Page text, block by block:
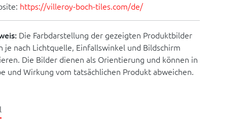
https://villeroy-boch-tiles.com/de/
Die Farbdarstellung der gezeigten Produktbilder
je nach Lichtquelle, Einfallswinkel und Bildschirm
Die Bilder dienen als Orientierung und können in
und Wirkung vom tatsächlichen Produkt abweichen.